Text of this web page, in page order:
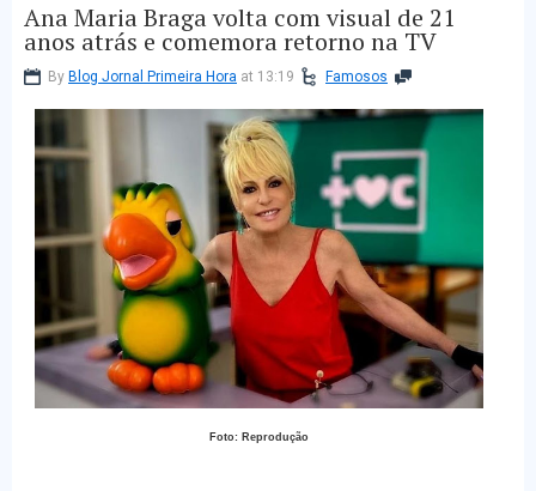
Ana Maria Braga volta com visual de 21
anos atrás e comemora retorno na TV
By Blog Jornal Primeira Hora at 13:19 Famosos
Foto: Reprodução